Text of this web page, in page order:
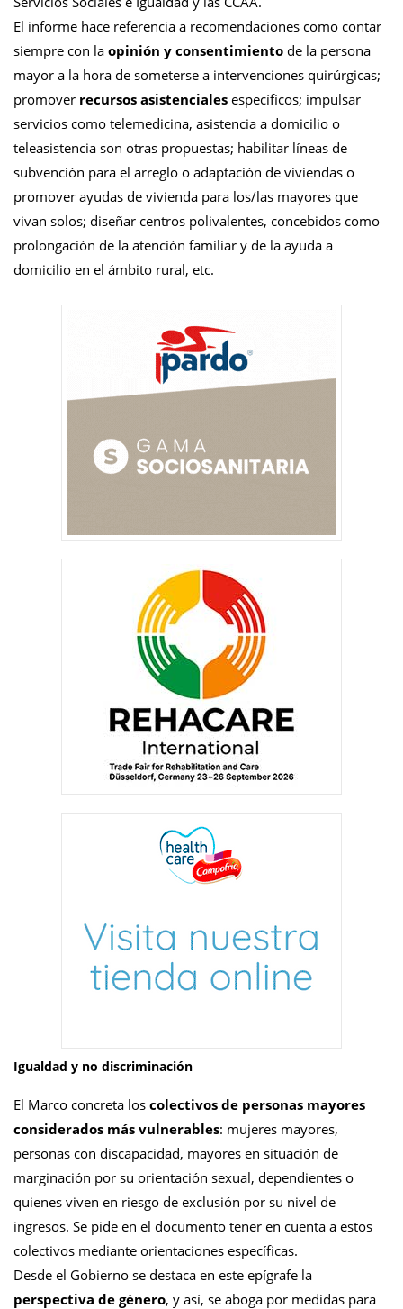
El informe hace referencia a recomendaciones como contar
siempre con la opinión y consentimiento de la persona
mayor a la hora de someterse a intervenciones quirúrgicas;
promover recursos asistenciales específicos; impulsar
servicios como telemedicina, asistencia a domicilio o
teleasistencia son otras propuestas; habilitar líneas de
subvención para el arreglo o adaptación de viviendas o
promover ayudas de vivienda para los/las mayores que
vivan solos; diseñar centros polivalentes, concebidos como
prolongación de la atención familiar y de la ayuda a
domicilio en el ámbito rural, etc.
Igualdad y no discriminación
El Marco concreta los colectivos de personas mayores
considerados más vulnerables: mujeres mayores,
personas con discapacidad, mayores en situación de
marginación por su orientación sexual, dependientes o
quienes viven en riesgo de exclusión por su nivel de
ingresos. Se pide en el documento tener en cuenta a estos
colectivos mediante orientaciones específicas.
Desde el Gobierno se destaca en este epígrafe la
perspectiva de género, y así, se aboga por medidas para